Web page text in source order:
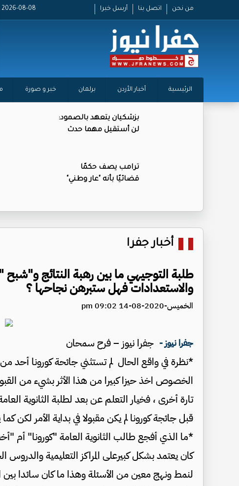
من نحن اتصل بنا أرسل خبرا 2026-08-08 - السبت
الرئيسية أخبار الأردن برلمان خبر و صورة
بزشكيان يتعهد بالصمود:
لن أستقيل مهما حدث
ترامب يصف حكمًا
قضائيًا بأنه "عار وطني"
أخبار جفرا
طلبة التوجيهي ما بين رهبة النتائج
والاستعدادات فهل ستبرهن نجاحها ؟
الخميس-2020-08-14 09:02 pm
جفرا نيوز - جفرا نيوز – فرح سمحان
*نظرة في واقع الحال لم تستثني جائحة كورونا أحد
الخصوص اخذ حيزا كبيرا من هذا الأثر بشيء من
تارة أخرى ، فخيار التعلم عن بعد لطلبة الثانوية
قبل جائجة كورونا لم يكن مقبولا في بداية الأمر لكن
*ما الذي أفجع طالب الثانوية العامة "كورونا" أم
كان يعتمد بشكل كبيرعلى المراكز التعليمية
لنمط ونهج معين من الأسئلة وهذا ما كان سائدا